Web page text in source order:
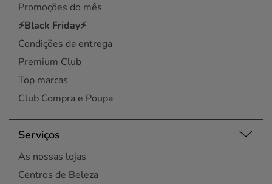
Promoções do mês
⚡Black Friday⚡
Condições da entrega
Premium Club
Top marcas
Club Compra e Poupa
Serviços
As nossas lojas
Centros de Beleza